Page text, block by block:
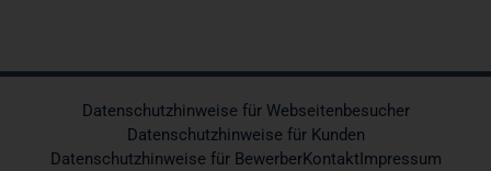
Datenschutzhinweise für Webseitenbesucher
Datenschutzhinweise für Kunden
Datenschutzhinweise für BewerberKontaktImpressum